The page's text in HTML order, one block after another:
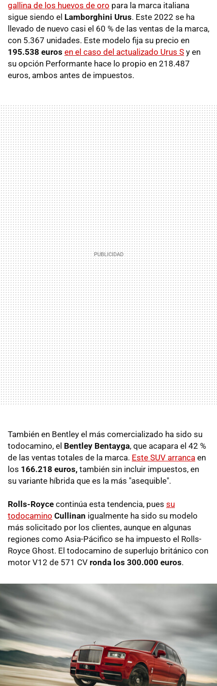
gallina de los huevos de oro para la marca italiana
sigue siendo el Lamborghini Urus. Este 2022 se ha
llevado de nuevo casi el 60 % de las ventas de la marca,
con 5.367 unidades. Este modelo fija su precio en
195.538 euros en el caso del actualizado Urus S y en
su opción Performante hace lo propio en 218.487
euros, ambos antes de impuestos.
También en Bentley el más comercializado ha sido su
todocamino, el Bentley Bentayga, que acapara el 42 %
de las ventas totales de la marca. Este SUV arranca en
los 166.218 euros, también sin incluir impuestos, en
su variante híbrida que es la más "asequible".
Rolls-Royce continúa esta tendencia, pues su
todocamino Cullinan igualmente ha sido su modelo
más solicitado por los clientes, aunque en algunas
regiones como Asia-Pácifico se ha impuesto el Rolls-
Royce Ghost. El todocamino de superlujo británico con
motor V12 de 571 CV ronda los 300.000 euros.